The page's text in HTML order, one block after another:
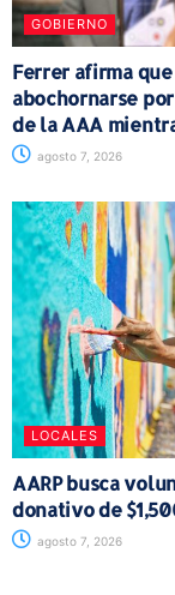
GOBIERNO
Ferrer afirma
abochornarse
de la AAA
agosto 7, 2026
LOCALES
AARP busca
donativo de
agosto 7, 2026